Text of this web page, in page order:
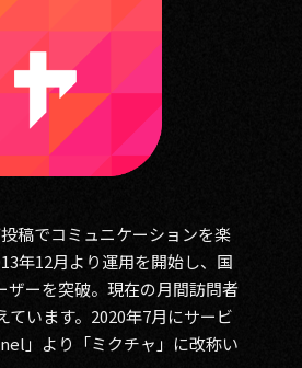
稿でコミュニケーションを楽
年12月より運用を開始し、国
ザーを突破。現在の月間訪問者
ています。2020年7月にサービ
」より「ミクチャ」に改称い